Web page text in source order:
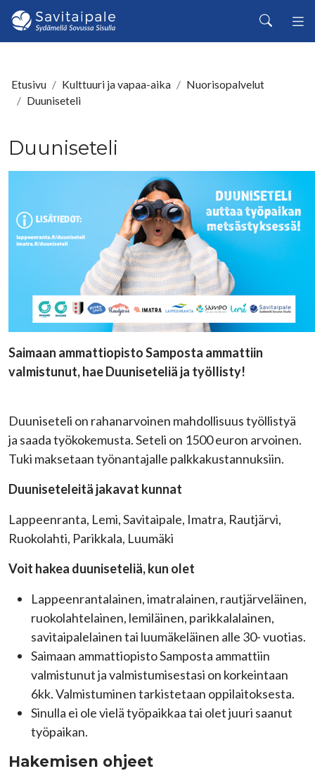
Siirry pääsisältöön
Haku
Etusivu Kulttuuri ja vapaa-aika
Nuorisopalvelut
Duuniseteli
Duuniseteli
Saimaan ammattiopisto Samposta ammattiin
valmistunut, hae Duuniseteliä ja työllisty!
Duuniseteli on rahanarvoinen mahdollisuus työllistyä
ja saada työkokemusta. Seteli on 1500 euron arvoinen.
Tuki maksetaan työnantajalle palkkakustannuksiin.
Duuniseteleitä jakavat kunnat
Lappeenranta, Lemi, Savitaipale, Imatra, Rautjärvi,
Ruokolahti, Parikkala, Luumäki
Voit hakea duuniseteliä, kun olet
Lappeenrantalainen, imatralainen, rautjärveläinen,
ruokolahtelainen, lemiläinen, parikkalalainen,
savitaipalelainen tai luumäkeläinen alle 30- vuotias.
Saimaan ammattiopisto Samposta ammattiin
valmistunut ja valmistumisestasi on korkeintaan
6kk. Valmistuminen tarkistetaan oppilaitoksesta.
Sinulla ei ole vielä työpaikkaa tai olet juuri saanut
työpaikan.
Hakemisen ohjeet